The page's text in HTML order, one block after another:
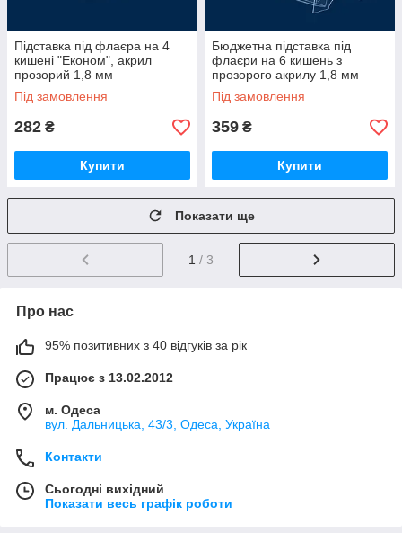
Підставка під флаєра на 4
кишені "Економ", акрил
прозорий 1,8 мм
Під замовлення
282 ₴
Купити
Бюджетна підставка під
флаєри на 6 кишень з
прозорого акрилу 1,8 мм
Під замовлення
359 ₴
Купити
Показати ще
1 / 3
Про нас
95% позитивних з 40 відгуків за рік
Працює з 13.02.2012
м. Одеса
вул. Дальницька, 43/3, Одеса, Україна
Контакти
Сьогодні вихідний
Показати весь графік роботи